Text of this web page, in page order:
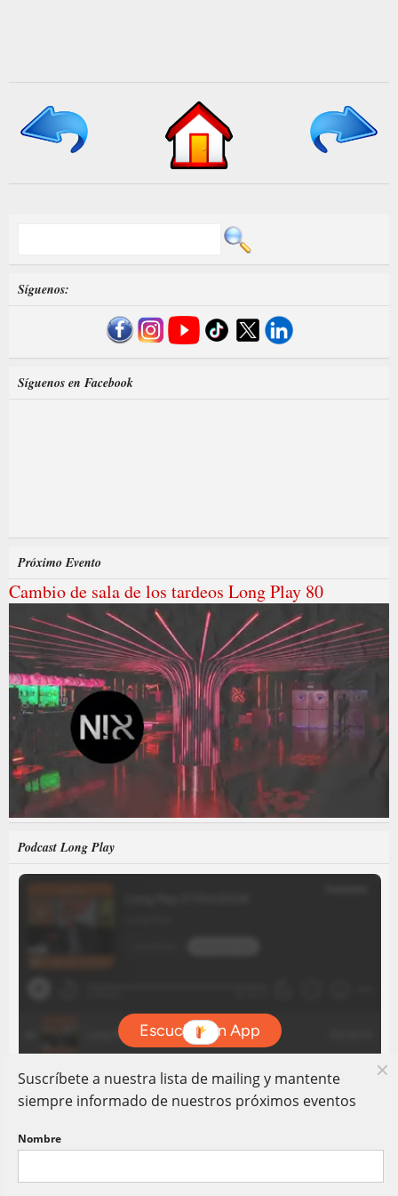
Síguenos:
Síguenos en Facebook
Próximo Evento
Cambio de sala de los tardeos Long Play 80
Podcast Long Play
Suscríbete a nuestra lista de mailing y mantente
siempre informado de nuestros próximos eventos
Nombre